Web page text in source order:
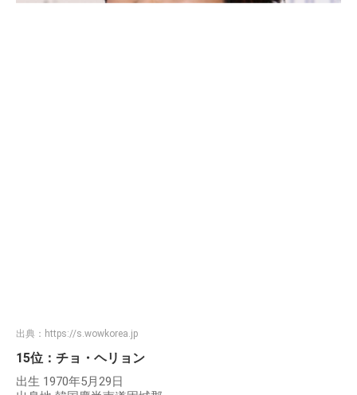
出典： https://s.wowkorea.jp
15位：チョ・ヘリョン
出生 1970年5月29日